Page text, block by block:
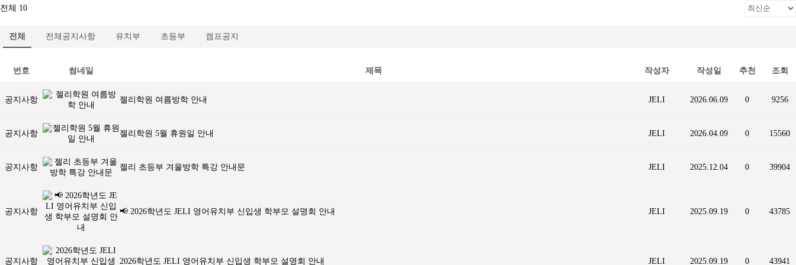
전체 10
전체 전체공지사항 유치부 초등부 캠프공지
번호 썸네일 제목 작성자 작성일 추천 조회
공지사항 젤리학원 여름방학 안내 JELI 2026.06.09 0 9256
공지사항 젤리학원 5월 휴원일 안내 JELI 2026.04.09 0 15560
공지사항 젤리 초등부 겨울방학 특강 안내문 JELI 2025.12.04 0 39904
공지사항 📢 2026학년도 JELI 영어유치부 신입생 학부모 설명회 안내 JELI 2025.09.19 0 43785
공지사항 2026학년도 JELI 영어유치부 신입생 학부모 설명회 안내 JELI 2025.09.19 0 43941